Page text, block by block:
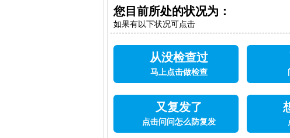
您目前所处的状况为：
如果有以下状况可点击
从没检查过
马上点击做检查
又复发了
点击问问怎么防复发